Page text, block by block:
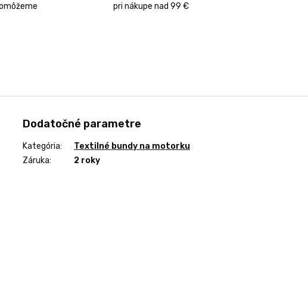
pri nákupe nad 99 €
Dodatočné parametre
Kategória:
Textilné bundy na motorku
Záruka: 2 roky